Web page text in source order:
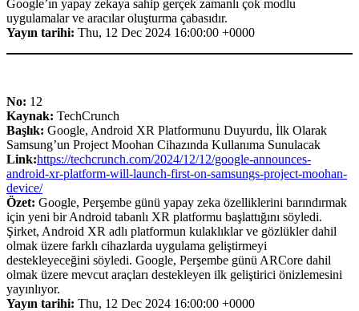
Google’ın yapay zekaya sahip gerçek zamanlı çok modlu
uygulamalar ve aracılar oluşturma çabasıdır.
Yayın tarihi: Thu, 12 Dec 2024 16:00:00 +0000
No: 12
Kaynak: TechCrunch
Başlık: Google, Android XR Platformunu Duyurdu, İlk Olarak
Samsung’un Project Moohan Cihazında Kullanıma Sunulacak
Link:https://techcrunch.com/2024/12/12/google-announces-
android-xr-platform-will-launch-first-on-samsungs-project-moohan-
device/
Özet: Google, Perşembe günü yapay zeka özelliklerini barındırmak
için yeni bir Android tabanlı XR platformu başlattığını söyledi.
Şirket, Android XR adlı platformun kulaklıklar ve gözlükler dahil
olmak üzere farklı cihazlarda uygulama geliştirmeyi
destekleyeceğini söyledi. Google, Perşembe günü ARCore dahil
olmak üzere mevcut araçları destekleyen ilk geliştirici önizlemesini
yayınlıyor.
Yayın tarihi: Thu, 12 Dec 2024 16:00:00 +0000